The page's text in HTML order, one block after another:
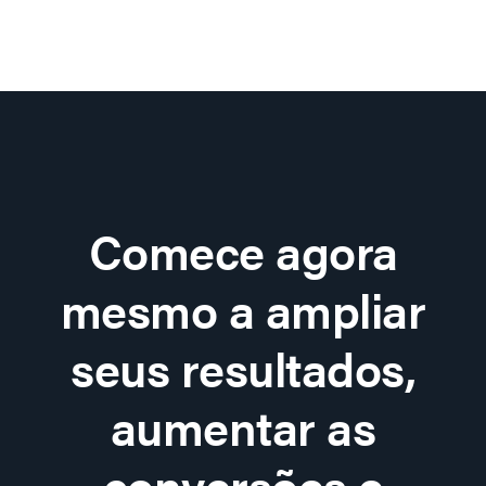
Comece agora
mesmo a ampliar
seus resultados,
aumentar as